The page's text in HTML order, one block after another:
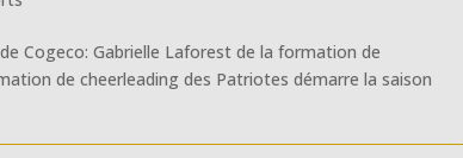
Cogeco: Gabrielle Laforest de la formation de
de cheerleading des Patriotes démarre la saison